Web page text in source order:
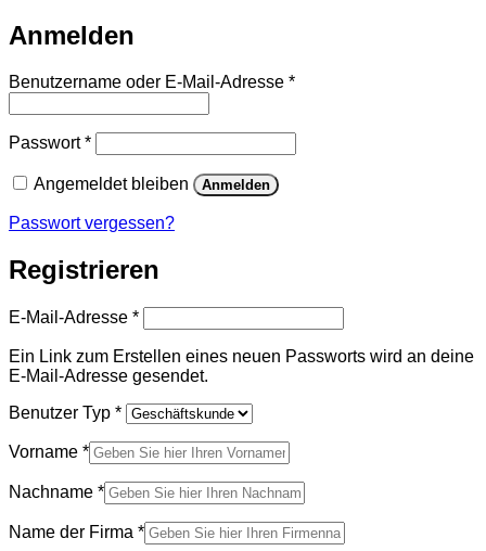
Anmelden
Benutzername oder E-Mail-Adresse *Erforderlich
Passwort*Erforderlich
Angemeldet bleiben Anmelden
Passwort vergessen?
Registrieren
E-Mail-Adresse *Erforderlich
Ein Link zum Erstellen eines neuen Passworts wird an deine
E-Mail-Adresse gesendet.
Benutzer Typ *
Vorname *
Nachname *
Name der Firma *